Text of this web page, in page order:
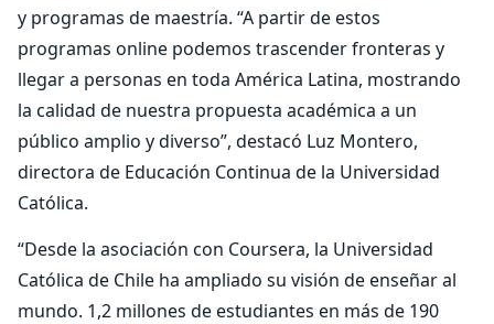
y programas de maestría. “A partir de estos
programas online podemos trascender fronteras y
llegar a personas en toda América Latina, mostrando
la calidad de nuestra propuesta académica a un
público amplio y diverso”, destacó Luz Montero,
directora de Educación Continua de la Universidad
Católica.
“Desde la asociación con Coursera, la Universidad
Católica de Chile ha ampliado su visión de enseñar al
mundo. 1,2 millones de estudiantes en más de 190